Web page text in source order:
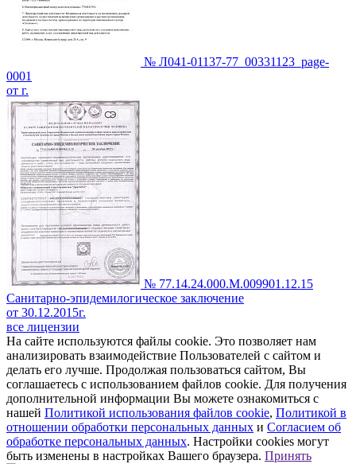
№ Л041-01137-77_00331123_page-
0001
от г.
№ 77.14.24.000.М.009901.12.15
Санитарно-эпидемилогическое заключение
от 30.12.2015г.
все лицензии
На сайте используются файлы cookie. Это позволяет нам
анализировать взаимодействие Пользователей с сайтом и
делать его лучше. Продолжая пользоваться сайтом, Вы
соглашаетесь с использованием файлов cookie. Для получения
дополнительной информации Вы можете ознакомиться с
нашей Политикой использования файлов cookie, Политикой в
отношении обработки персональных данных и Согласием об
обработке персональных данных. Настройки cookies могут
быть изменены в настройках Вашего браузера. Принять